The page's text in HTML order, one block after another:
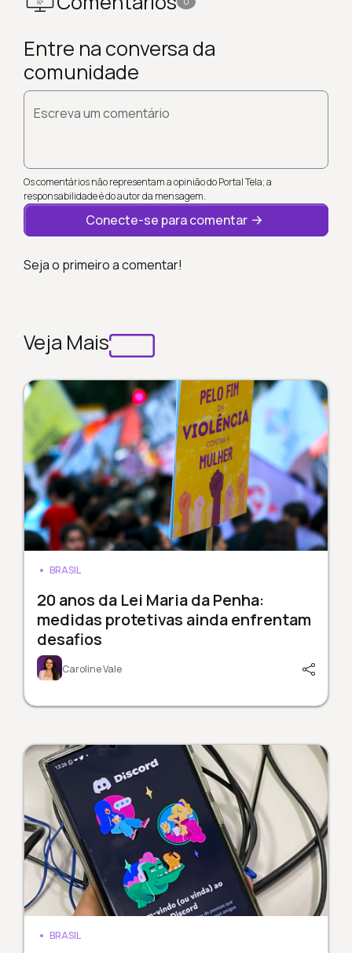
Entre na conversa da
comunidade
Escreva um comentário
Os comentários não representam a opinião do Portal Tela; a
responsabilidade é do autor da mensagem.
Conecte-se para comentar
Seja o primeiro a comentar!
Veja Mais
BRASIL
20 anos da Lei Maria da Penha:
medidas protetivas ainda enfrentam
desafios
Caroline Vale
BRASIL